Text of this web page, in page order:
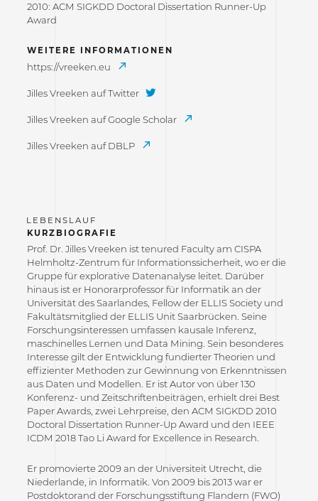
2010: ACM SIGKDD Doctoral Dissertation Runner-Up
Award
WEITERE INFORMATIONEN
https://vreeken.eu
Jilles Vreeken auf Twitter
Jilles Vreeken auf Google Scholar
Jilles Vreeken auf DBLP
KURZBIOGRAFIE
Prof. Dr. Jilles Vreeken ist tenured Faculty am CISPA
Helmholtz-Zentrum für Informationssicherheit, wo er die
Gruppe für explorative Datenanalyse leitet. Darüber
hinaus ist er Honorarprofessor für Informatik an der
Universität des Saarlandes, Fellow der ELLIS Society und
Fakultätsmitglied der ELLIS Unit Saarbrücken. Seine
Forschungsinteressen umfassen kausale Inferenz,
maschinelles Lernen und Data Mining. Sein besonderes
Interesse gilt der Entwicklung fundierter Theorien und
effizienter Methoden zur Gewinnung von Erkenntnissen
aus Daten und Modellen. Er ist Autor von über 130
Konferenz- und Zeitschriftenbeiträgen, erhielt drei Best
Paper Awards, zwei Lehrpreise, den ACM SIGKDD 2010
Doctoral Dissertation Runner-Up Award und den IEEE
ICDM 2018 Tao Li Award for Excellence in Research.
Er promovierte 2009 an der Universiteit Utrecht, die
Niederlande, in Informatik. Von 2009 bis 2013 war er
Postdoktorand der Forschungsstiftung Flandern (FWO)